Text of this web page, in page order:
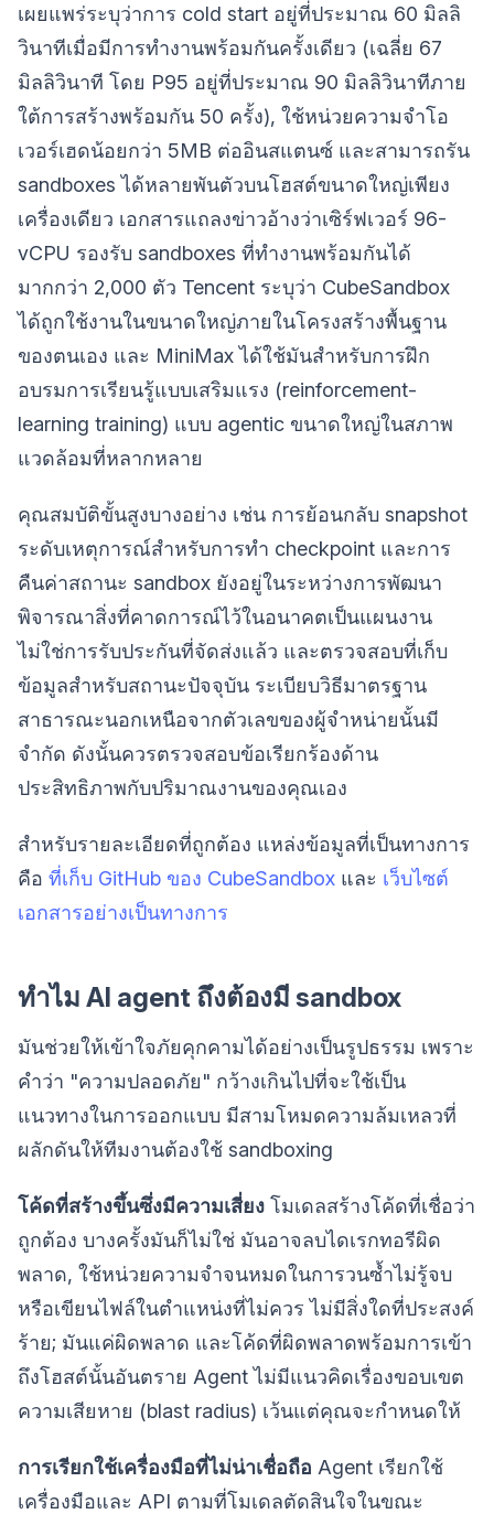
เผยแพร่ระบุว่าการ cold start อยู่ที่ประมาณ 60 มิลลิ
วินาทีเมื่อมีการทำงานพร้อมกันครั้งเดียว (เฉลี่ย 67
มิลลิวินาที โดย P95 อยู่ที่ประมาณ 90 มิลลิวินาทีภาย
ใต้การสร้างพร้อมกัน 50 ครั้ง), ใช้หน่วยความจำโอ
เวอร์เฮดน้อยกว่า 5MB ต่ออินสแตนซ์ และสามารถรัน
sandboxes ได้หลายพันตัวบนโฮสต์ขนาดใหญ่เพียง
เครื่องเดียว เอกสารแถลงข่าวอ้างว่าเซิร์ฟเวอร์ 96-
vCPU รองรับ sandboxes ที่ทำงานพร้อมกันได้
มากกว่า 2,000 ตัว Tencent ระบุว่า CubeSandbox
ได้ถูกใช้งานในขนาดใหญ่ภายในโครงสร้างพื้นฐาน
ของตนเอง และ MiniMax ได้ใช้มันสำหรับการฝึก
อบรมการเรียนรู้แบบเสริมแรง (reinforcement-
learning training) แบบ agentic ขนาดใหญ่ในสภาพ
แวดล้อมที่หลากหลาย
คุณสมบัติขั้นสูงบางอย่าง เช่น การย้อนกลับ snapshot
ระดับเหตุการณ์สำหรับการทำ checkpoint และการ
คืนค่าสถานะ sandbox ยังอยู่ในระหว่างการพัฒนา
พิจารณาสิ่งที่คาดการณ์ไว้ในอนาคตเป็นแผนงาน
ไม่ใช่การรับประกันที่จัดส่งแล้ว และตรวจสอบที่เก็บ
ข้อมูลสำหรับสถานะปัจจุบัน ระเบียบวิธีมาตรฐาน
สาธารณะนอกเหนือจากตัวเลขของผู้จำหน่ายนั้นมี
จำกัด ดังนั้นควรตรวจสอบข้อเรียกร้องด้าน
ประสิทธิภาพกับปริมาณงานของคุณเอง
สำหรับรายละเอียดที่ถูกต้อง แหล่งข้อมูลที่เป็นทางการ
คือ ที่เก็บ GitHub ของ CubeSandbox และ เว็บไซต์
เอกสารอย่างเป็นทางการ
ทำไม AI agent ถึงต้องมี sandbox
มันช่วยให้เข้าใจภัยคุกคามได้อย่างเป็นรูปธรรม เพราะ
คำว่า "ความปลอดภัย" กว้างเกินไปที่จะใช้เป็น
แนวทางในการออกแบบ มีสามโหมดความล้มเหลวที่
ผลักดันให้ทีมงานต้องใช้ sandboxing
โค้ดที่สร้างขึ้นซึ่งมีความเสี่ยง โมเดลสร้างโค้ดที่เชื่อว่า
ถูกต้อง บางครั้งมันก็ไม่ใช่ มันอาจลบไดเรกทอรีผิด
พลาด, ใช้หน่วยความจำจนหมดในการวนซ้ำไม่รู้จบ
หรือเขียนไฟล์ในตำแหน่งที่ไม่ควร ไม่มีสิ่งใดที่ประสงค์
ร้าย; มันแค่ผิดพลาด และโค้ดที่ผิดพลาดพร้อมการเข้า
ถึงโฮสต์นั้นอันตราย Agent ไม่มีแนวคิดเรื่องขอบเขต
ความเสียหาย (blast radius) เว้นแต่คุณจะกำหนดให้
การเรียกใช้เครื่องมือที่ไม่น่าเชื่อถือ Agent เรียกใช้
เครื่องมือและ API ตามที่โมเดลตัดสินใจในขณะ